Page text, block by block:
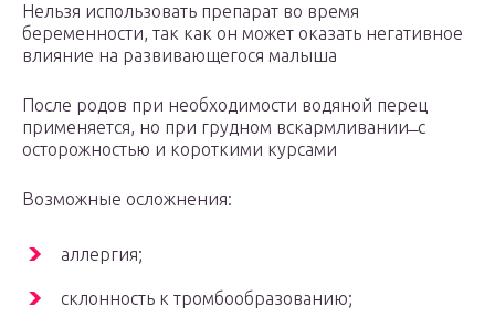
Нельзя использовать препарат во время
беременности, так как он может оказать негативное
влияние на развивающегося малыша
После родов при необходимости водяной перец
применяется, но при грудном вскармливании ̶ с
осторожностью и короткими курсами
Возможные осложнения:
аллергия;
склонность к тромбообразованию;